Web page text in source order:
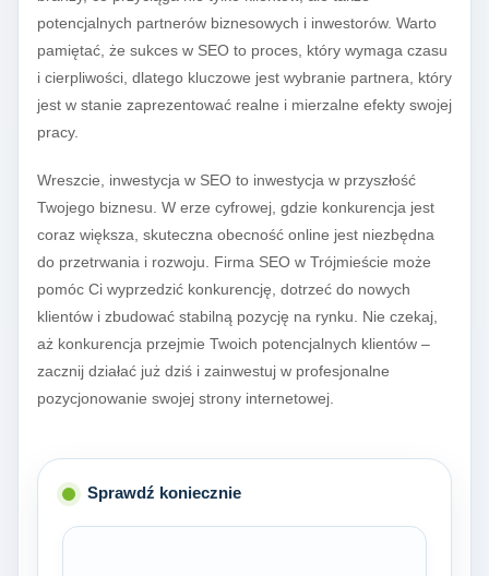
potencjalnych partnerów biznesowych i inwestorów. Warto
pamiętać, że sukces w SEO to proces, który wymaga czasu
i cierpliwości, dlatego kluczowe jest wybranie partnera, który
jest w stanie zaprezentować realne i mierzalne efekty swojej
pracy.
Wreszcie, inwestycja w SEO to inwestycja w przyszłość
Twojego biznesu. W erze cyfrowej, gdzie konkurencja jest
coraz większa, skuteczna obecność online jest niezbędna
do przetrwania i rozwoju. Firma SEO w Trójmieście może
pomóc Ci wyprzedzić konkurencję, dotrzeć do nowych
klientów i zbudować stabilną pozycję na rynku. Nie czekaj,
aż konkurencja przejmie Twoich potencjalnych klientów –
zacznij działać już dziś i zainwestuj w profesjonalne
pozycjonowanie swojej strony internetowej.
Sprawdź koniecznie